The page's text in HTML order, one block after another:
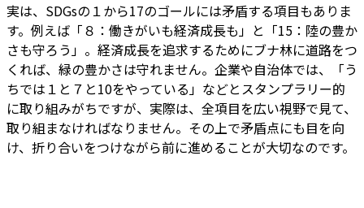
実は、SDGsの１から17のゴールには矛盾する項目もありま
す。例えば「８：働きがいも経済成長も」と「15：陸の豊か
さも守ろう」。経済成長を追求するためにブナ林に道路をつ
くれば、緑の豊かさは守れません。企業や自治体では、「う
ちでは１と７と10をやっている」などとスタンプラリー的
に取り組みがちですが、実際は、全項目を広い視野で見て、
取り組まなければなりません。その上で矛盾点にも目を向
け、折り合いをつけながら前に進めることが大切なのです。